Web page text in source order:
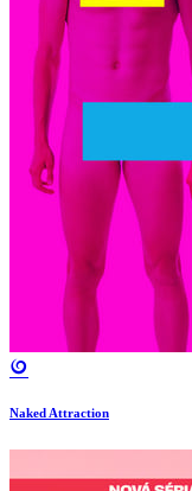
Naked Attraction